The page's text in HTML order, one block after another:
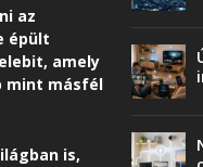
az
épült
amely
mint másfél
is,